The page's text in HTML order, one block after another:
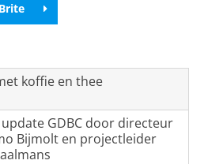
koffie en thee
GDBC door directeur
Bijmolt en projectleider